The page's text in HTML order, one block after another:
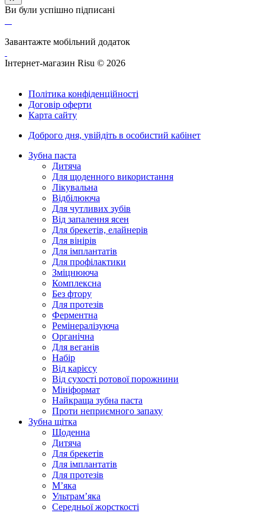
Ви були успішно підписані
Завантажте мобільний додаток
Інтернет-магазин Risu © 2026
Політика конфіденційності
Договір оферти
Карта сайту
Доброго дня, увійдіть в особистий кабінет
Зубна паста
Дитяча
Для щоденного використання
Лікувальна
Відбілююча
Для чутливих зубів
Від запалення ясен
Для брекетів, елайнерів
Для вінірів
Для імплантатів
Для профілактики
Зміцнююча
Комплексна
Без фтору
Для протезів
Ферментна
Ремінералізуюча
Органічна
Для веганів
Набір
Від карієсу
Від сухості ротової порожнини
Мініформат
Найкраща зубна паста
Проти неприємного запаху
Зубна щітка
Щоденна
Дитяча
Для брекетів
Для імплантатів
Для протезів
Мʼяка
Ультрамʼяка
Середньої жорсткості